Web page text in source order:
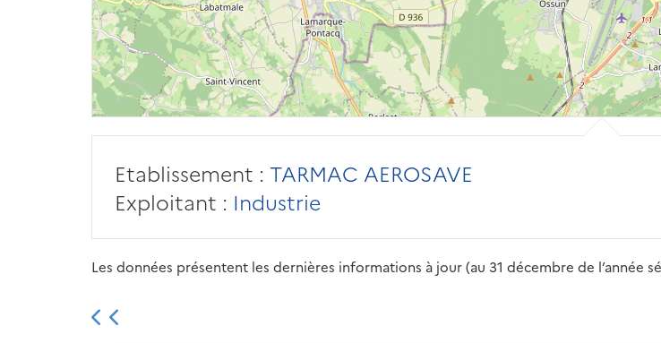
Etablissement : TARMAC AEROSAVE
Exploitant : Industrie
Les données présentent les dernières informations à jour (au 31 décembre de l’année